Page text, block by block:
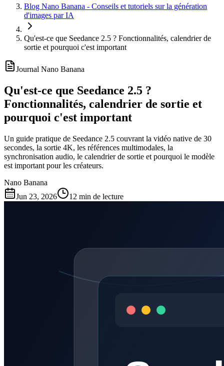
Blog Nano Banana - Conseils et tutoriels sur la génération
d'images par IA
Qu'est-ce que Seedance 2.5 ? Fonctionnalités, calendrier de
sortie et pourquoi c'est important
Journal Nano Banana
Qu'est-ce que Seedance 2.5 ?
Fonctionnalités, calendrier de sortie et
pourquoi c'est important
Un guide pratique de Seedance 2.5 couvrant la vidéo native de 30
secondes, la sortie 4K, les références multimodales, la
synchronisation audio, le calendrier de sortie et pourquoi le modèle
est important pour les créateurs.
Nano Banana
Jun 23, 2026
12 min de lecture